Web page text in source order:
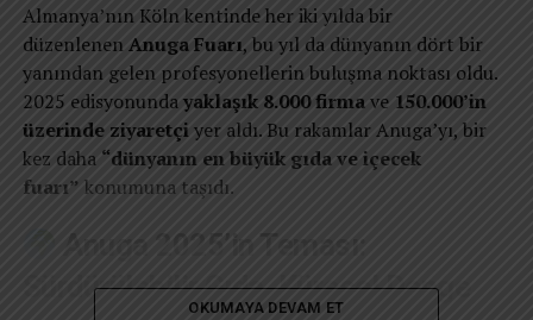
Almanya’nın Köln kentinde her iki yılda bir
düzenlenen Anuga Fuarı, bu yıl da dünyanın dört bir
yanından gelen profesyonellerin buluşma noktası oldu.
2025 edisyonundayaklaşık 8.000 firmave 150.000’in
üzerinde ziyaretçiyer aldı. Bu rakamlar Anuga’yı, bir
kez daha “dünyanın en büyük gıda ve içecek
fuarı” konumuna taşıdı.
Anuga 2025’in Teması:
Sürdürülebilir Gıda, Küresel Denge
OKUMAYA DEVAM ET